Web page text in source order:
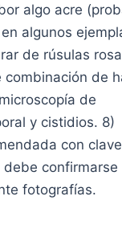
algo acre
algunos
de rúsulas
combinación de
de
y cistidios. 8)
con
confirmarse
fotografías.